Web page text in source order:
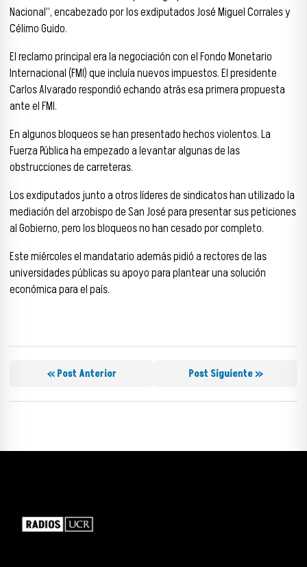
Nacional”, encabezado por los exdiputados José Miguel Corrales y
Célimo Guido.
El reclamo principal era la negociación con el Fondo Monetario
Internacional (FMI) que incluía nuevos impuestos. El presidente
Carlos Alvarado respondió echando atrás esa primera propuesta
ante el FMI.
En algunos bloqueos se han presentado hechos violentos. La
Fuerza Pública ha empezado a levantar algunas de las
obstrucciones de carreteras.
Los exdiputados junto a otros líderes de sindicatos han utilizado la
mediación del arzobispo de San José para presentar sus peticiones
al Gobierno, pero los bloqueos no han cesado por completo.
Este miércoles el mandatario además pidió a rectores de las
universidades públicas su apoyo para plantear una solución
económica para el país.
« Post Anterior Post Siguiente »